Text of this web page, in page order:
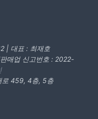
| 대표 : 최재호
매업 신고번호 : 2022-
로 459, 4층, 5층